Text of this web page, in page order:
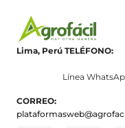
Lima, Perú TELÉFONO:
Línea
CORREO: